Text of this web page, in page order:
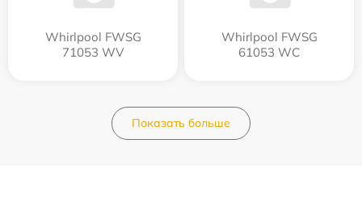
Whirlpool FWSG
71053 WV
Whirlpool FWSG
61053 WC
Показать больше